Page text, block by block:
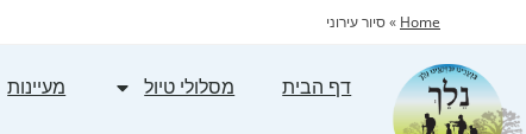
Home
»סיור עירוני
דף הבית מסלולי טיול מעיינות